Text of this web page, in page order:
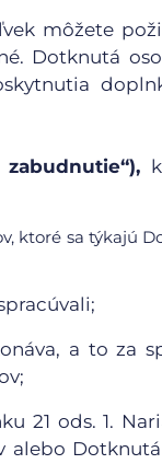
môžete
Dotknutá
ktoré sa týkajú
a to za
21 ods. 1.
alebo